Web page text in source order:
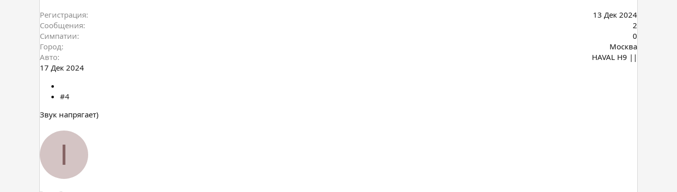
Регистрация
13 Дек 2024
Сообщения
2
Симпатии
0
Город
Москва
Авто
HAVAL H9 ||
17 Дек 2024
#4
Звук напрягает)
I